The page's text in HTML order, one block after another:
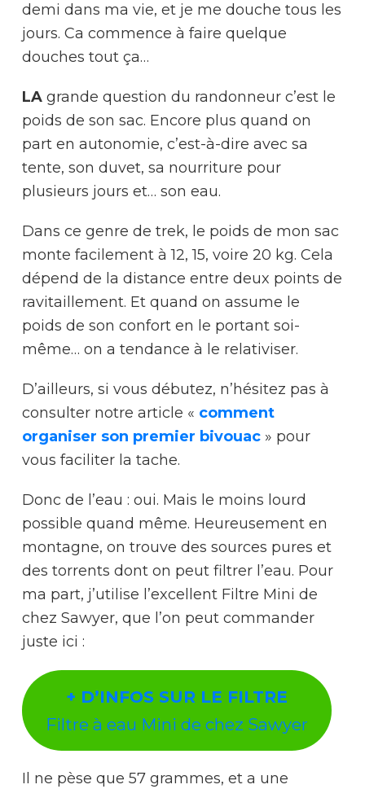
demi dans ma vie, et je me douche tous les
jours. Ca commence à faire quelque
douches tout ça…
LA grande question du randonneur c’est le
poids de son sac. Encore plus quand on
part en autonomie, c’est-à-dire avec sa
tente, son duvet, sa nourriture pour
plusieurs jours et… son eau.
Dans ce genre de trek, le poids de mon sac
monte facilement à 12, 15, voire 20 kg. Cela
dépend de la distance entre deux points de
ravitaillement. Et quand on assume le
poids de son confort en le portant soi-
même… on a tendance à le relativiser.
D’ailleurs, si vous débutez, n’hésitez pas à
consulter notre article « comment
organiser son premier bivouac » pour
vous faciliter la tache.
Donc de l’eau : oui. Mais le moins lourd
possible quand même. Heureusement en
montagne, on trouve des sources pures et
des torrents dont on peut filtrer l’eau. Pour
ma part, j’utilise l’excellent Filtre Mini de
chez Sawyer, que l’on peut commander
juste ici :
+ D’INFOS SUR LE FILTRE
Filtre à eau Mini de chez Sawyer
Il ne pèse que 57 grammes, et a une